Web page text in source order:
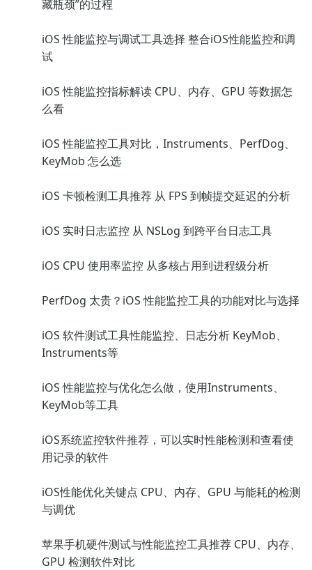
藏瓶颈”的过程
iOS 性能监控与调试工具选择 整合iOS性能监控和调
试
iOS 性能监控指标解读 CPU、内存、GPU 等数据怎
么看
iOS 性能监控工具对比，Instruments、PerfDog、
KeyMob 怎么选
iOS 卡顿检测工具推荐 从 FPS 到帧提交延迟的分析
iOS 实时日志监控 从 NSLog 到跨平台日志工具
iOS CPU 使用率监控 从多核占用到进程级分析
PerfDog 太贵？iOS 性能监控工具的功能对比与选择
iOS 软件测试工具性能监控、日志分析 KeyMob、
Instruments等
iOS 性能监控与优化怎么做，使用Instruments、
KeyMob等工具
iOS系统监控软件推荐，可以实时性能检测和查看使
用记录的软件
iOS性能优化关键点 CPU、内存、GPU 与能耗的检测
与调优
苹果手机硬件测试与性能监控工具推荐 CPU、内存、
GPU 检测软件对比